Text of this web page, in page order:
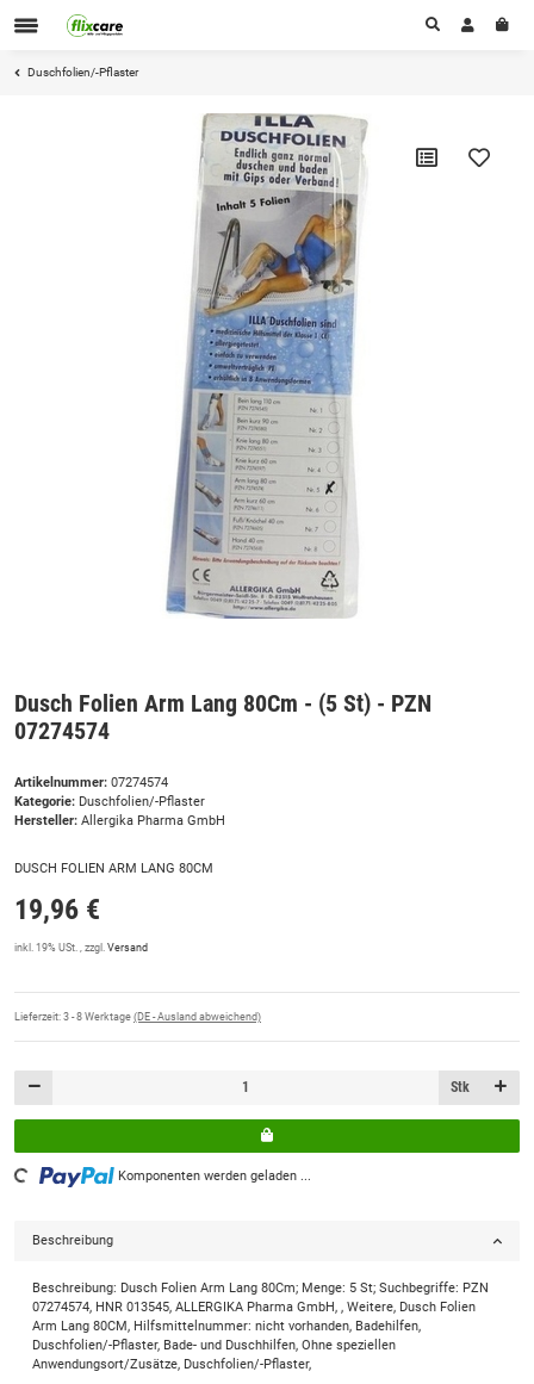
Duschfolien/-Pflaster
Dusch Folien Arm Lang 80Cm - (5 St) - PZN
07274574
Artikelnummer: 07274574
Kategorie: Duschfolien/-Pflaster
Hersteller: Allergika Pharma GmbH
DUSCH FOLIEN ARM LANG 80CM
19,96 €
inkl. 19% USt. , zzgl. Versand
Lieferzeit: 3 - 8 Werktage (DE - Ausland abweichend)
Stk
Loading... Komponenten werden geladen ...
Beschreibung
Beschreibung: Dusch Folien Arm Lang 80Cm; Menge: 5 St; Suchbegriffe: PZN
07274574, HNR 013545, ALLERGIKA Pharma GmbH, , Weitere, Dusch Folien
Arm Lang 80CM, Hilfsmittelnummer: nicht vorhanden, Badehilfen,
Duschfolien/-Pflaster, Bade- und Duschhilfen, Ohne speziellen
Anwendungsort/Zusätze, Duschfolien/-Pflaster,